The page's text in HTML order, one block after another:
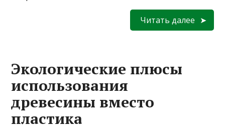
Читать далее
Экологические плюсы
использования
древесины вместо
пластика